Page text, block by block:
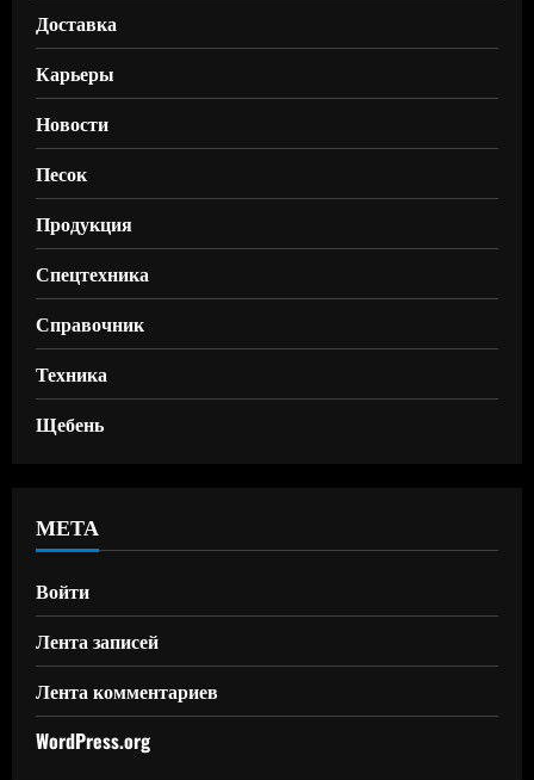
Доставка
Карьеры
Новости
Песок
Продукция
Спецтехника
Справочник
Техника
Щебень
МЕТА
Войти
Лента записей
Лента комментариев
WordPress.org